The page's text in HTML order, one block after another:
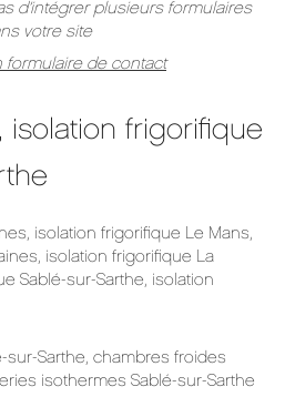
d’intégrer plusieurs formulaires
votre site
formulaire de contact
isolation frigorifique
, isolation frigorifique Le Mans,
, isolation frigorifique La
Sablé-sur-Sarthe, isolation
sur-Sarthe, chambres froides
isothermes Sablé-sur-Sarthe